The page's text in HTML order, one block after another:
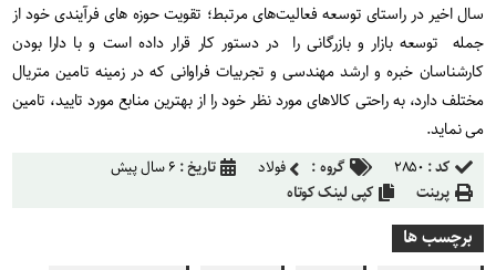
سال اخیر در راستای توسعه فعالیت‌های مرتبط؛ تقویت حوزه های فرآیندی خود از
جمله توسعه بازار و بازرگانی را در دستور کار قرار داده است و با دارا بودن
کارشناسان خبره و ارشد مهندسی و تجربیات فراوانی که در زمینه تامین متریال
مختلف دارد، به راحتی کالاهای مورد نظر خود را از بهترین منابع مورد تایید، تامین
می نماید.
کد : ۲۸۵۰ گروه : فولاد تاریخ : ۶ سال پیش
پرینت
کپی لینک کوتاه
برچسب ها